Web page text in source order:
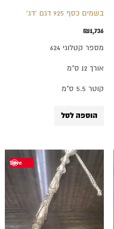
בשמים כסף 925 דגם 'דג'
₪1,736
מספר קטלוגי 624
אורך 12 ס"מ
קוטר 5.5 ס"מ
הוספה לסל
Save